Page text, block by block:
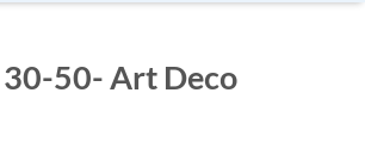
30-50- Art Deco